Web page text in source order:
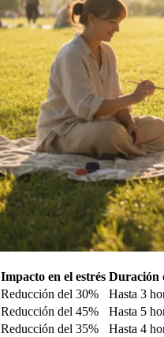
Impacto en el estrés Duración
Reducción del 30%
Hasta 3
Reducción del 45%
Hasta 5
Reducción del 35% Hasta 4